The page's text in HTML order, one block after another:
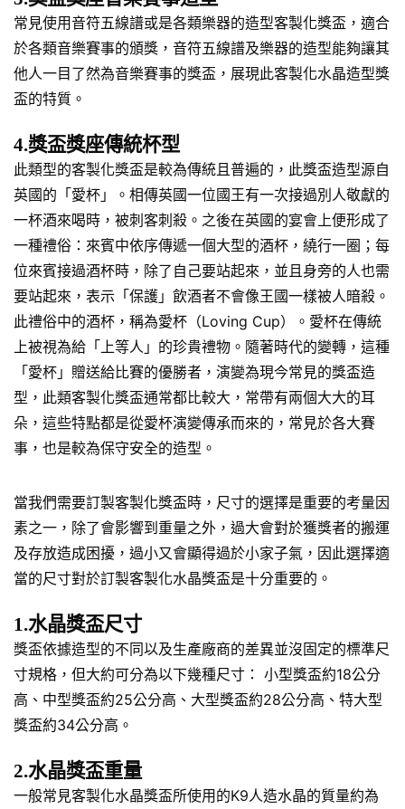
常見使用音符五線譜或是各類樂器的造型客製化獎盃，適合
於各類音樂賽事的頒獎，音符五線譜及樂器的造型能夠讓其
他人一目了然為音樂賽事的獎盃，展現此客製化水晶造型獎
盃的特質。
4.獎盃獎座傳統杯型
此類型的客製化獎盃是較為傳統且普遍的，此獎盃造型源自
英國的「愛杯」。相傳英國一位國王有一次接過別人敬獻的
一杯酒來喝時，被刺客刺殺。之後在英國的宴會上便形成了
一種禮俗：來賓中依序傳遞一個大型的酒杯，繞行一圈；每
位來賓接過酒杯時，除了自己要站起來，並且身旁的人也需
要站起來，表示「保護」飲酒者不會像王國一樣被人暗殺。
此禮俗中的酒杯，稱為愛杯（Loving Cup）。愛杯在傳統
上被視為給「上等人」的珍貴禮物。隨著時代的變轉，這種
「愛杯」贈送給比賽的優勝者，演變為現今常見的獎盃造
型，此類客製化獎盃通常都比較大，常帶有兩個大大的耳
朵，這些特點都是從愛杯演變傳承而來的，常見於各大賽
事，也是較為保守安全的造型。
當我們需要訂製客製化獎盃時，尺寸的選擇是重要的考量因
素之一，除了會影響到重量之外，過大會對於獲獎者的搬運
及存放造成困擾，過小又會顯得過於小家子氣，因此選擇適
當的尺寸對於訂製客製化水晶獎盃是十分重要的。
1.水晶獎盃尺寸
獎盃依據造型的不同以及生產廠商的差異並沒固定的標準尺
寸規格，但大約可分為以下幾種尺寸： 小型獎盃約18公分
高、中型獎盃約25公分高、大型獎盃約28公分高、特大型
獎盃約34公分高。
2.水晶獎盃重量
一般常見客製化水晶獎盃所使用的K9人造水晶的質量約為